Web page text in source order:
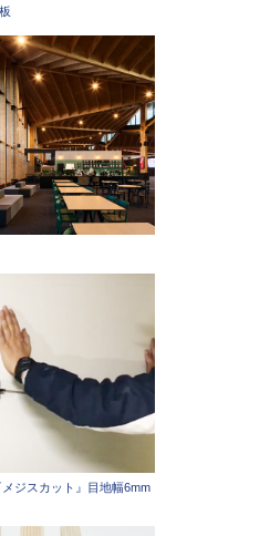
ジスカット』目地幅6mm